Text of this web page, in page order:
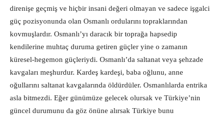
direnişe geçmiş ve hiçbir insani değeri olmayan ve sadece işgalci
güç pozisyonunda olan Osmanlı ordularını topraklarından
kovmuşlardır. Osmanlı’yı daracık bir toprağa hapsedip
kendilerine muhtaç duruma getiren güçler yine o zamanın
küresel-hegemon güçleriydi. Osmanlı’da saltanat veya şehzade
kavgaları meşhurdur. Kardeş kardeşi, baba oğlunu, anne
oğullarını saltanat kavgalarında öldürdüler. Osmanlılarda entrika
asla bitmezdi. Eğer günümüze gelecek olursak ve Türkiye’nin
güncel durumunu da göz önüne alırsak Türkiye bunu